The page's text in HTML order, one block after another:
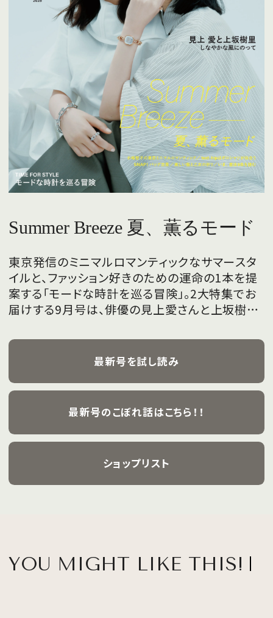
Summer Breeze 夏、薫るモード
東京発信のミニマルロマンティックなサマースタ
イルと、ファッション好きのための運命の1本を提
案する「モードな時計を巡る冒険」。2大特集でお
届けする9月号は、俳優の見上愛さんと上坂樹里
飾ります。
最新号を試し読み
最新号のこぼれ話はこちら！！
ショップリスト
YOU MIGHT LIKE THIS!